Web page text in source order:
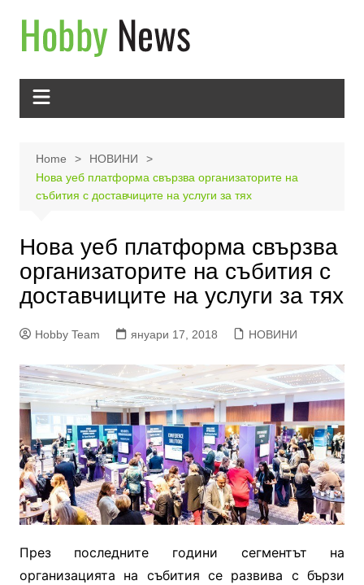
content
Home
НОВИНИ
Нова уеб платформа свързва организаторите на
събития с доставчиците на услуги за тях
Нова уеб платформа свързва
организаторите на събития с
доставчиците на услуги за тях
Hobby Team януари 17, 2018 НОВИНИ
През последните години сегментът на
организацията на събития се развива с бързи